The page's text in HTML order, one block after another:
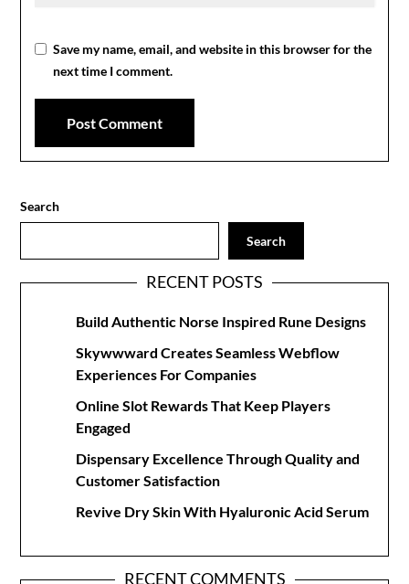
Save my name, email, and website in this browser for the
next time I comment.
Search
Search
RECENT POSTS
Build Authentic Norse Inspired Rune Designs
Skywwward Creates Seamless Webflow
Experiences For Companies
Online Slot Rewards That Keep Players
Engaged
Dispensary Excellence Through Quality and
Customer Satisfaction
Revive Dry Skin With Hyaluronic Acid Serum
RECENT COMMENTS